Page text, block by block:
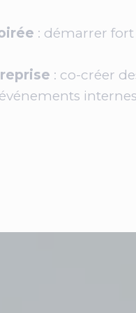
: démarrer
: co-créer